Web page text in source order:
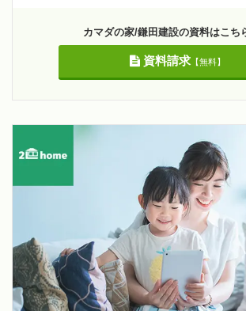
カマダの家/鎌田建設の資料はこち
資料請求【無料】